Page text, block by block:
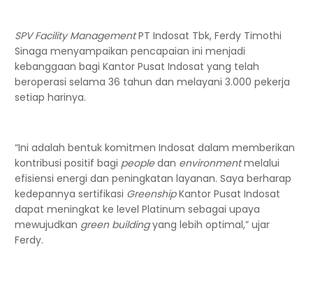
SPV Facility ManagementPT Indosat Tbk, Ferdy Timothi
Sinaga menyampaikan pencapaian ini menjadi
kebanggaan bagi Kantor Pusat Indosat yang telah
beroperasi selama 36 tahun dan melayani 3.000 pekerja
setiap harinya.
“Ini adalah bentuk komitmen Indosat dalam memberikan
kontribusi positif bagi peopledan environmentmelalui
efisiensi energi dan peningkatan layanan. Saya berharap
kedepannya sertifikasi GreenshipKantor Pusat Indosat
dapat meningkat ke level Platinum sebagai upaya
mewujudkan green buildingyang lebih optimal,” ujar
Ferdy.